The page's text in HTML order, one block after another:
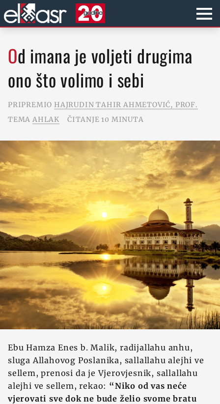
Od imana je voljeti drugima
ono što volimo i sebi
PRIPREMIO HAJRUDIN TAHIR AHMETOVIĆ, PROF.
TEMA AHLAK ČITANJE 10 MINUTA
Ebu Hamza Enes b. Malik, radijallahu anhu,
sluga Allahovog Poslanika, sallallahu alejhi ve
sellem, prenosi da je Vjerovjesnik, sallallahu
alejhi ve sellem, rekao: “Niko od vas neće
vjerovati sve dok ne bude želio svome bratu